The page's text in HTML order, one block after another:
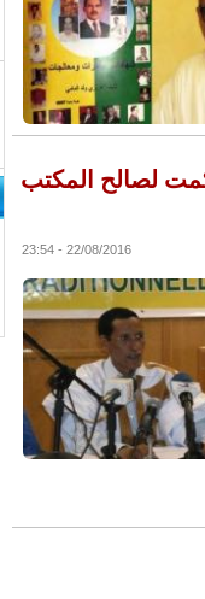
لصالح المكتب
22/08/2016 - 23:54